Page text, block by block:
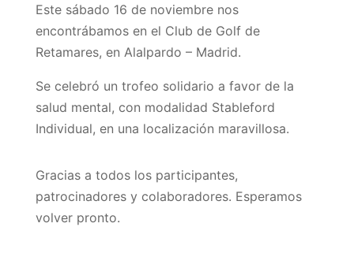
Este sábado 16 de noviembre nos
encontrábamos en el Club de Golf de
Retamares, en Alalpardo – Madrid.
Se celebró un trofeo solidario a favor de la
salud mental, con modalidad Stableford
Individual, en una localización maravillosa.
Gracias a todos los participantes,
patrocinadores y colaboradores. Esperamos
volver pronto.